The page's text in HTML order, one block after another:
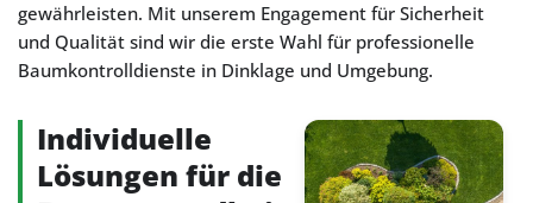
gewährleisten. Mit unserem Engagement für Sicherheit
und Qualität sind wir die erste Wahl für professionelle
Baumkontrolldienste in Dinklage und Umgebung.
Individuelle
Lösungen für die